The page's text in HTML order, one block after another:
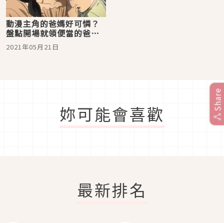
動漫主角的爸媽好可憐？
盤點開場就領便當的爸媽
腳色
2021年05月21日
妳可能會喜歡
最新排名
Share